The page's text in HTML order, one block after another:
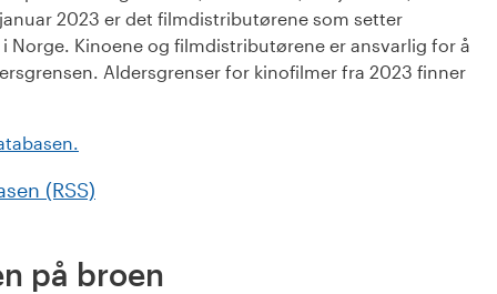
2023 er det filmdistributørene som setter
Norge. Kinoene og filmdistributørene er ansvarlig for å
Aldersgrenser for kinofilmer fra 2023 finner
(RSS)
på broen